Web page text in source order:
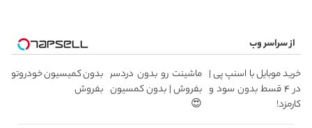
از سراسر وب
خرید موبایل با اسنپ پی |
در ۴ قسط بدون سود و
کارمزد!
ماشینت رو بدون دردسر
بفروش | بدون کمسیون
😍
بدون کمیسیون خودروتو
بفروش